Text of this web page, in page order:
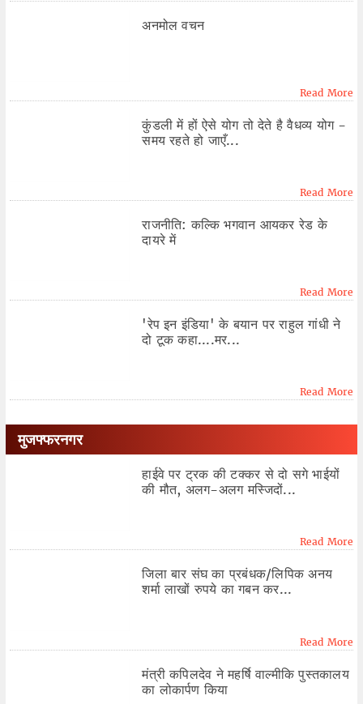
अनमोल वचन
Read More
कुंडली में हों ऐसे योग तो देते है वैधव्य योग -
समय रहते हो जाएँ...
Read More
राजनीति: कल्कि भगवान आयकर रेड के
दायरे में
Read More
'रेप इन इंडिया' के बयान पर राहुल गांधी ने
दो टूक कहा....मर...
Read More
मुजफ्फरनगर
हाईवे पर ट्रक की टक्कर से दो सगे भाईयों
की मौत, अलग-अलग मस्जिदों...
Read More
जिला बार संघ का प्रबंधक/लिपिक अनय
शर्मा लाखों रुपये का गबन कर...
Read More
मंत्री कपिलदेव ने महर्षि वाल्मीकि पुस्तकालय
का लोकार्पण किया